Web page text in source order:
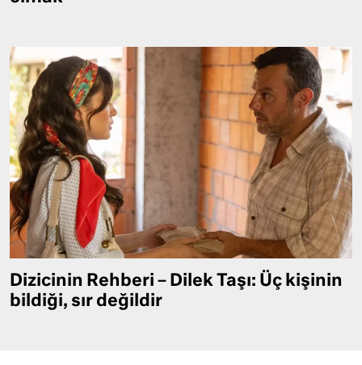
Dizicinin Rehberi – Dilek Taşı: Üç kişinin
bildiği, sır değildir